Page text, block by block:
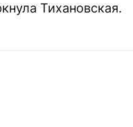
Тихановская.